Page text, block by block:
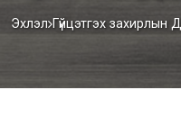
Эхлэл Гүйцэтгэх